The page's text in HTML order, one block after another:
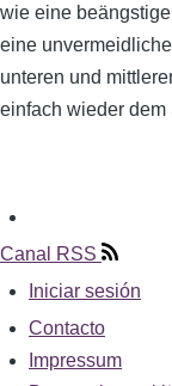
wie eine
eine
unteren und
einfach wieder dem
Canal RSS
Menú
de
Iniciar sesión
Fußzeile
Contacto
Impressum